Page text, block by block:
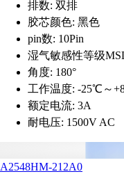
排数: 双排
胶芯颜色: 黑色
pin数: 10Pin
湿气敏感性等级
角度: 180°
工作温度: -25℃～
额定电流: 3A
耐电压: 1500V AC
A2548HM-212A0